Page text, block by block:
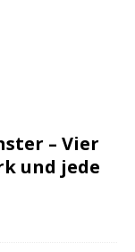
– Vier
und jede